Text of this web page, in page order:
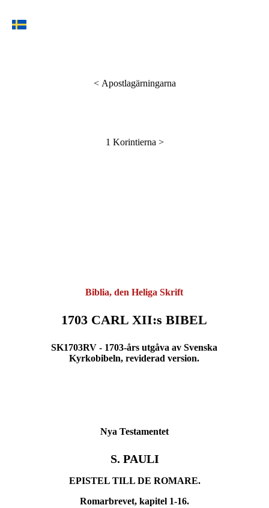
< Apostlagärningarna
1 Korintierna >
Biblia, den Heliga Skrift
1703 CARL XII:s BIBEL
SK1703RV - 1703-års utgåva av Svenska
Kyrkobibeln, reviderad version.
Nya Testamentet
S. PAULI
EPISTEL TILL DE ROMARE.
Romarbrevet, kapitel 1-16.